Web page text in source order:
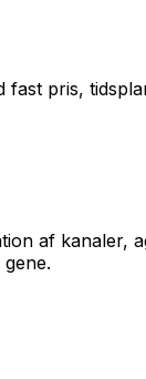
fast pris,
af kanaler,